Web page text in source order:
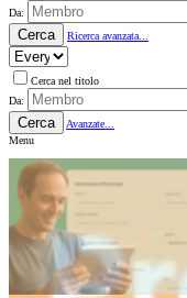
Da:
Cerca Ricerca avanzata...
Cerca nel titolo
Da:
Cerca
Avanzate...
Menu